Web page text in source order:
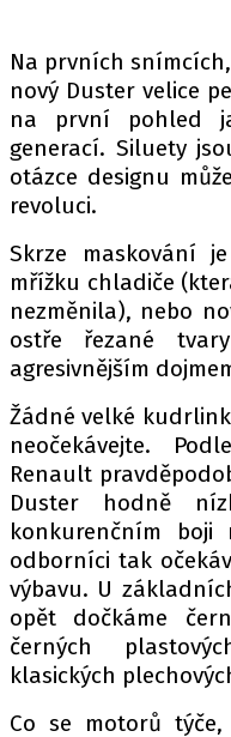
FIA
Máte
Pošlete
Na prvních
nový Duster velice
na první pohled
generací. Siluety
otázce designu
revoluci.
Skrze maskování
mřížku chladiče
nezměnila), nebo
ostře řezané
agresivnějším
Žádné velké
neočekávejte.
Renault
Duster hodně
konkurenčním
odborníci tak
výbavu. U
opět dočkáme
černých
klasických
Co se motorů